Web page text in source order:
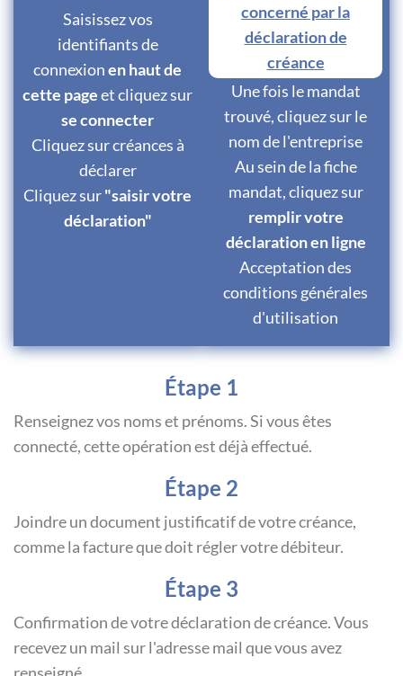
Saisissez vos
identifiants de
connexionen haut de
cette pageet cliquez sur
se connecter
Cliquez sur créances à
déclarer
Cliquez sur"saisir votre
déclaration"
concerné par la
déclaration de
créance
Une fois le mandat
trouvé, cliquez sur le
nom de l'entreprise
Au sein de la fiche
mandat, cliquez sur
remplir votre
déclaration en ligne
Acceptation des
conditions générales
d'utilisation
Étape 1
Renseignez vos noms et prénoms. Si vous êtes
connecté, cette opération est déjà effectué.
Étape 2
Joindre un document justificatif de votre créance,
comme la facture que doit régler votre débiteur.
Étape 3
Confirmation de votre déclaration de créance. Vous
recevez un mail sur l'adresse mail que vous avez
renseigné.